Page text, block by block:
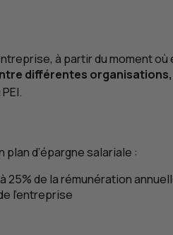
à partir du moment
différentes
PEI.
d’épargne salariale :
25% de la rémunération
l’entreprise